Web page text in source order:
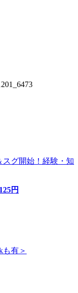
スグ開始！経験・知
円
有＞